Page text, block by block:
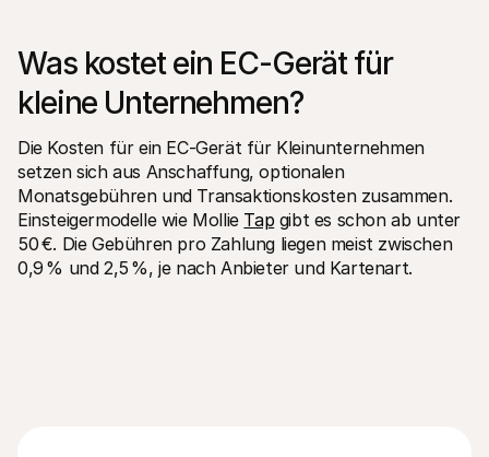
Was kostet ein EC-Gerät für
kleine Unternehmen?
Die Kosten für ein EC-Gerät für Kleinunternehmen
setzen sich aus Anschaffung, optionalen
Monatsgebühren und Transaktionskosten zusammen.
Einsteigermodelle wie Mollie Tap gibt es schon ab unter
50 €. Die Gebühren pro Zahlung liegen meist zwischen
0,9 % und 2,5 %, je nach Anbieter und Kartenart.